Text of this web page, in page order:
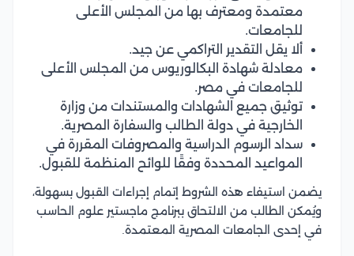
معتمدة ومعترف بها من المجلس الأعلى
للجامعات.
ألا يقل التقدير التراكمي عن جيد.
معادلة شهادة البكالوريوس من المجلس الأعلى
للجامعات في مصر.
توثيق جميع الشهادات والمستندات من وزارة
الخارجية في دولة الطالب والسفارة المصرية.
سداد الرسوم الدراسية والمصروفات المقررة في
المواعيد المحددة وفقًا للوائح المنظمة للقبول.
يضمن استيفاء هذه الشروط إتمام إجراءات القبول بسهولة،
ويُمكن الطالب من الالتحاق ببرنامج ماجستير علوم الحاسب
في إحدى الجامعات المصرية المعتمدة.